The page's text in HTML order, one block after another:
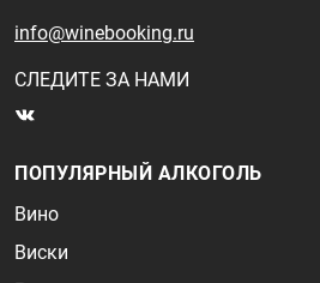
info@winebooking.ru
СЛЕДИТЕ ЗА НАМИ
ПОПУЛЯРНЫЙ АЛКОГОЛЬ
Вино
Виски